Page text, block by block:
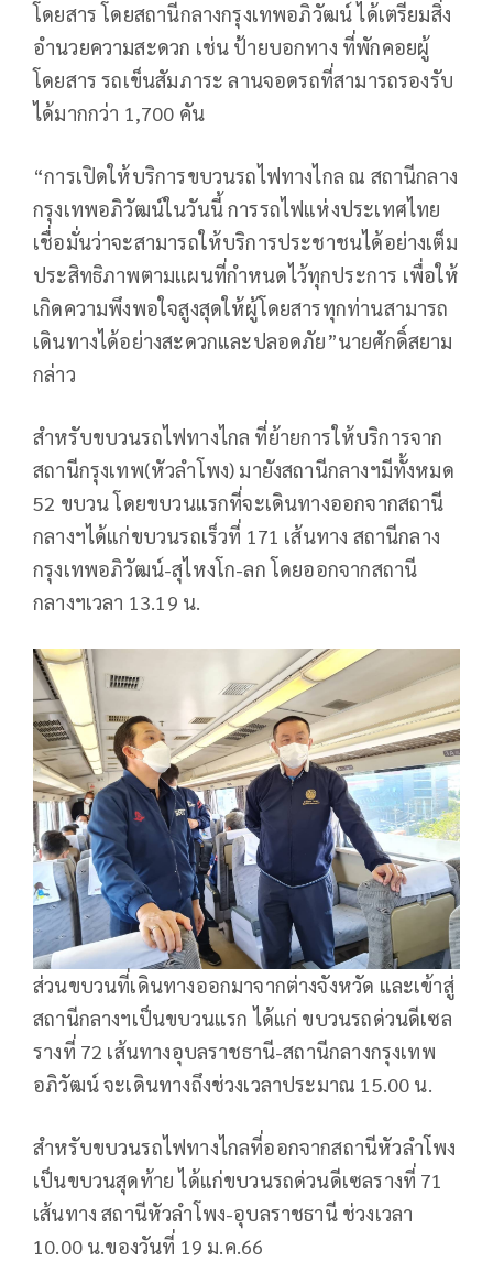
โดยสาร โดยสถานีกลางกรุงเทพอภิวัฒน์ ได้เตรียมสิ่ง
อำนวยความสะดวก เช่น ป้ายบอกทาง ที่พักคอยผู้
โดยสาร รถเข็นสัมภาระ ลานจอดรถที่สามารถรองรับ
ได้มากกว่า 1,700 คัน
“การเปิดให้บริการขบวนรถไฟทางไกล ณ สถานีกลาง
กรุงเทพอภิวัฒน์ในวันนี้ การรถไฟแห่งประเทศไทย
เชื่อมั่นว่าจะสามารถให้บริการประชาชนได้อย่างเต็ม
ประสิทธิภาพตามแผนที่กำหนดไว้ทุกประการ เพื่อให้
เกิดความพึงพอใจสูงสุดให้ผู้โดยสารทุกท่านสามารถ
เดินทางได้อย่างสะดวกและปลอดภัย”นายศักดิ์สยาม
กล่าว
สำหรับขบวนรถไฟทางไกล ที่ย้ายการให้บริการจาก
สถานีกรุงเทพ(หัวลำโพง) มายังสถานีกลางฯมีทั้งหมด
52 ขบวน โดยขบวนแรกที่จะเดินทางออกจากสถานี
กลางฯได้แก่ขบวนรถเร็วที่ 171 เส้นทาง สถานีกลาง
กรุงเทพอภิวัฒน์-สุไหงโก-ลก โดยออกจากสถานี
กลางฯเวลา 13.19 น.
ส่วนขบวนที่เดินทางออกมาจากต่างจังหวัด และเข้าสู่
สถานีกลางฯเป็นขบวนแรก ได้แก่ ขบวนรถด่วนดีเซล
รางที่ 72 เส้นทางอุบลราชธานี-สถานีกลางกรุงเทพ
อภิวัฒน์ จะเดินทางถึงช่วงเวลาประมาณ 15.00 น.
สำหรับขบวนรถไฟทางไกลที่ออกจากสถานีหัวลำโพง
เป็นขบวนสุดท้าย ได้แก่ขบวนรถด่วนดีเซลรางที่ 71
เส้นทาง สถานีหัวลำโพง-อุบลราชธานี ช่วงเวลา
10.00 น.ของวันที่ 19 ม.ค.66